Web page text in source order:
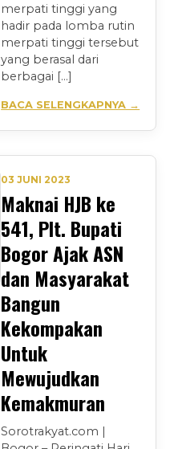
merpati tinggi yang
hadir pada lomba rutin
merpati tinggi tersebut
yang berasal dari
berbagai […]
BACA SELENGKAPNYA →
03 JUNI 2023
Maknai HJB ke
541, Plt. Bupati
Bogor Ajak ASN
dan Masyarakat
Bangun
Kekompakan
Untuk
Mewujudkan
Kemakmuran
Sorotrakyat.com |